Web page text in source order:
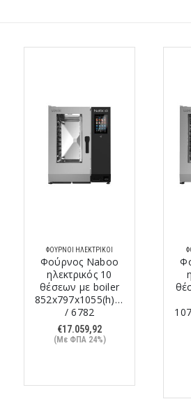
ΦΟΎΡΝΟΙ ΗΛΕΚΤΡΙΚΟΊ
Φούρνος Naboo
ηλεκτρικός 10
θέσεων με boiler
852x797x1055(h)mm
/ 6782
€17.059,92
(Με ΦΠΑ 24%)